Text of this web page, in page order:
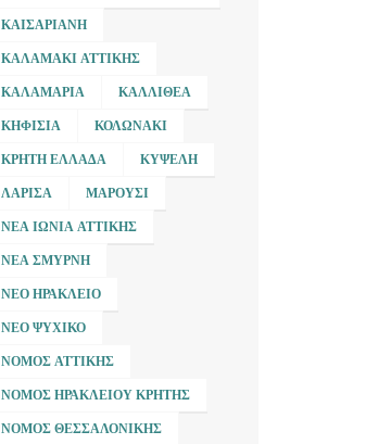
ΚΑΙΣΑΡΙΑΝΉ
ΚΑΛΑΜΆΚΙ ΑΤΤΙΚΉΣ
ΚΑΛΑΜΑΡΙΆ ΚΑΛΛΙΘΈΑ
ΚΗΦΙΣΙΆ ΚΟΛΩΝΆΚΙ
ΚΡΉΤΗ ΕΛΛΆΔΑ ΚΥΨΈΛΗ
ΛΆΡΙΣΑ ΜΑΡΟΎΣΙ
ΝΈΑ ΙΩΝΊΑ ΑΤΤΙΚΉΣ
ΝΈΑ ΣΜΎΡΝΗ
ΝΈΟ ΗΡΆΚΛΕΙΟ
ΝΈΟ ΨΥΧΙΚΌ
ΝΟΜΌΣ ΑΤΤΙΚΉΣ
ΝΟΜΌΣ ΗΡΑΚΛΕΊΟΥ ΚΡΉΤΗΣ
ΝΟΜΌΣ ΘΕΣΣΑΛΟΝΊΚΗΣ